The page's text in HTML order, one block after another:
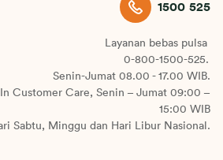
1500 525
Layanan bebas pulsa
0-800-1500-525.
Senin-Jumat 08.00 - 17.00 WIB.
Customer Care, Senin – Jumat 09:00 –
15:00 WIB
Sabtu, Minggu dan Hari Libur Nasional.